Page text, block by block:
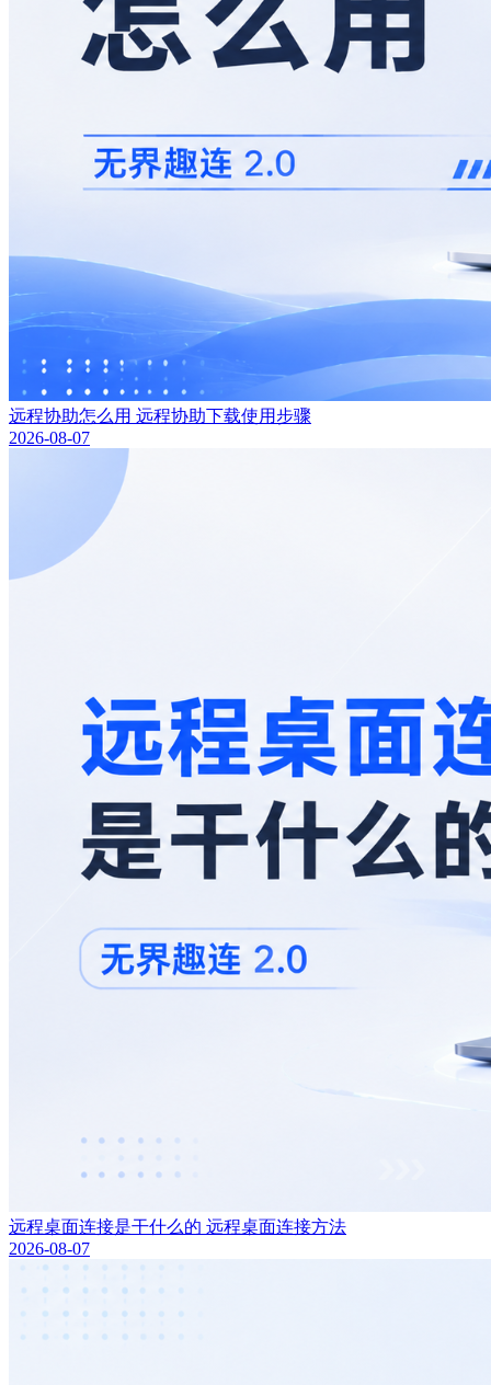
远程协助怎么用 远程协助下载使用步骤
2026-08-07
远程桌面连接是干什么的 远程桌面连接方法
2026-08-07